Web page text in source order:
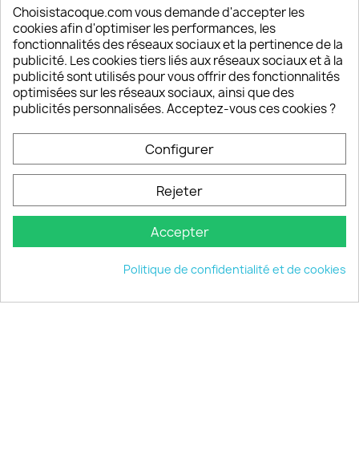
Depuis 2009, entre 92% et 94% de nos clients
sont satisfaits de nos produits
Un SAV à votre écoute
Notre SAV est disponible 6/7J de 10h à 18H
keyboard_arrow_down
© 2026 - choisistacoque.com
Choisistacoque.com vous demande d'accepter les
cookies afin d'optimiser les performances, les
fonctionnalités des réseaux sociaux et la pertinence de la
publicité. Les cookies tiers liés aux réseaux sociaux et à la
publicité sont utilisés pour vous offrir des fonctionnalités
optimisées sur les réseaux sociaux, ainsi que des
publicités personnalisées. Acceptez-vous ces cookies ?
Configurer
Rejeter
Accepter
Politique de confidentialité et de cookies